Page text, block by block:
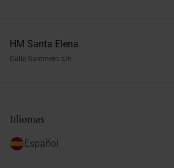
HM Santa Elena
Calle Sardinero s/n
Idiomas
Español